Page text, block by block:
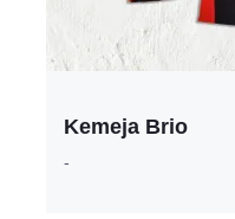
Kemeja Brio
-